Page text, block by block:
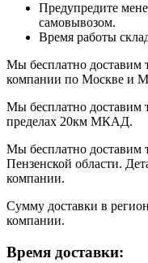
Предупредите
самовывозом.
Время работы
Мы бесплатно доставим
компании по Москве и
Мы бесплатно доставим
пределах 20км МКАД.
Мы бесплатно доставим
Пензенской области.
компании.
Сумму доставки в
компании.
Время доставки: